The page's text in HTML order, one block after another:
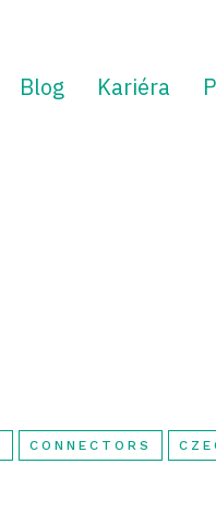
Blog Kariéra
CONNECTORS